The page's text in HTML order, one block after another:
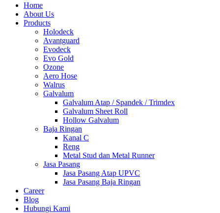
Home
About Us
Products
Holodeck
Avantguard
Evodeck
Evo Gold
Ozone
Aero Hose
Walrus
Galvalum
Galvalum Atap / Spandek / Trimdex
Galvalum Sheet Roll
Hollow Galvalum
Baja Ringan
Kanal C
Reng
Metal Stud dan Metal Runner
Jasa Pasang
Jasa Pasang Atap UPVC
Jasa Pasang Baja Ringan
Career
Blog
Hubungi Kami